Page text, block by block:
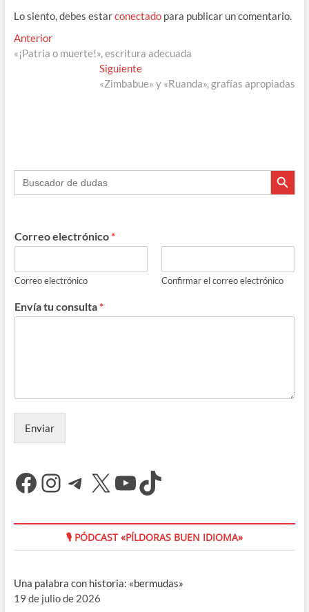
o
k
m
p
ti
Lo siento, debes estarconectadopara publicar un comentario.
Navegación
de
AnteriorEntrada
anterior:
«¡Patria o muerte!», escritura adecuada
SiguienteEntrada
siguiente:
«Zimbabue» y «Ruanda», grafías apropiadas
Buscar: Botón de
Correo electrónico *
Correo electrónico Confirmar el correo electrónico
Envía tu consulta *
Enviar
Facebook
Instagram
Telegram
X YouTube
TikTok
🎙 PÓDCAST «PÍLDORAS BUEN IDIOMA»
Una palabra con historia: «bermudas»
19 de julio de 2026